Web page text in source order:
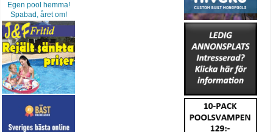
Egen pool hemma!
Spabad, året om!